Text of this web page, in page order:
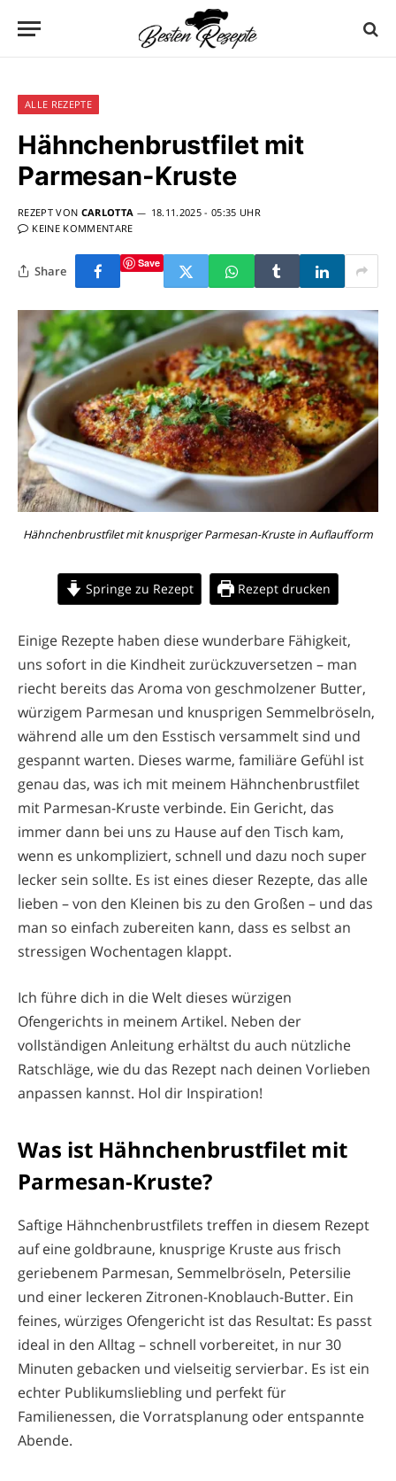
ALLE REZEPTE
Hähnchenbrustfilet mit
Parmesan-Kruste
REZEPT VON CARLOTTA
18.11.2025 - 05:35 UHR
KEINE KOMMENTARE
Share Save
Hähnchenbrustfilet mit knuspriger Parmesan-Kruste in Auflaufform
Springe zu Rezept Rezept drucken
Einige Rezepte haben diese wunderbare Fähigkeit,
uns sofort in die Kindheit zurückzuversetzen – man
riecht bereits das Aroma von geschmolzener Butter,
würzigem Parmesan und knusprigen Semmelbröseln,
während alle um den Esstisch versammelt sind und
gespannt warten. Dieses warme, familiäre Gefühl ist
genau das, was ich mit meinem Hähnchenbrustfilet
mit Parmesan-Kruste verbinde. Ein Gericht, das
immer dann bei uns zu Hause auf den Tisch kam,
wenn es unkompliziert, schnell und dazu noch super
lecker sein sollte. Es ist eines dieser Rezepte, das alle
lieben – von den Kleinen bis zu den Großen – und das
man so einfach zubereiten kann, dass es selbst an
stressigen Wochentagen klappt.
Ich führe dich in die Welt dieses würzigen
Ofengerichts in meinem Artikel. Neben der
vollständigen Anleitung erhältst du auch nützliche
Ratschläge, wie du das Rezept nach deinen Vorlieben
anpassen kannst. Hol dir Inspiration!
Was ist Hähnchenbrustfilet mit
Parmesan-Kruste?
Saftige Hähnchenbrustfilets treffen in diesem Rezept
auf eine goldbraune, knusprige Kruste aus frisch
geriebenem Parmesan, Semmelbröseln, Petersilie
und einer leckeren Zitronen-Knoblauch-Butter. Ein
feines, würziges Ofengericht ist das Resultat: Es passt
ideal in den Alltag – schnell vorbereitet, in nur 30
Minuten gebacken und vielseitig servierbar. Es ist ein
echter Publikumsliebling und perfekt für
Familienessen, die Vorratsplanung oder entspannte
Abende.